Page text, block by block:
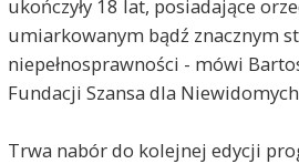
ukończyły 18 lat, posiadające
umiarkowanym bądź znacznym
niepełnosprawności - mówi
Fundacji Szansa dla
Trwa nabór do kolejnej edycji